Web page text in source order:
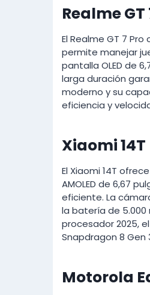
Realme GT
El Realme GT 7
permite manejar
pantalla OLED de
larga duración
moderno y su
eficiencia y
Xiaomi 14T
El Xiaomi 14T
AMOLED de 6,67
eficiente. La
la batería de 5.000
procesador 2025,
Snapdragon 8 Gen
Motorola